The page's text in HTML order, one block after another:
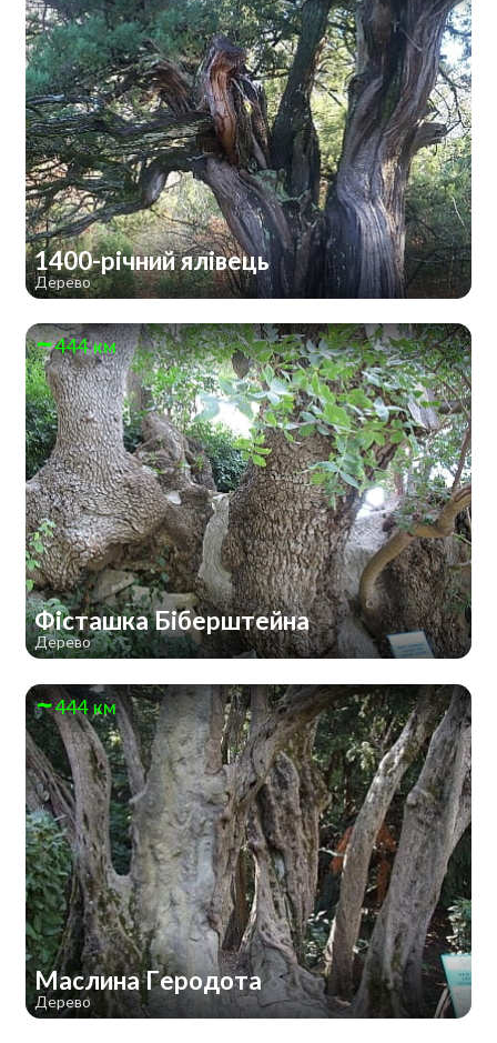
1400-річний ялівець
Дерево
444 км
Фісташка Біберштейна
Дерево
444 км
Маслина Геродота
Дерево